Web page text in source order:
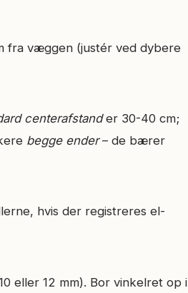
fra væggen (justér ved dybere
centerafstander 30-40 cm;
begge ender– de bærer
hvis der registreres el-
eller 12 mm). Bor vinkelret op i